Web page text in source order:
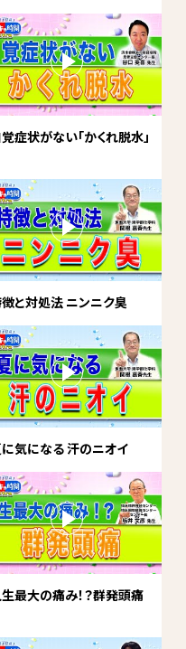
症状がない「かくれ脱水」
と対処法 ニンニク臭
気になる 汗のニオイ
最大の痛み！？群発頭痛